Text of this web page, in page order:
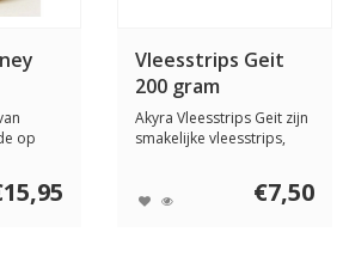
op
Vleesstrips Geit
200 gram
Akyra Vleesstrips Geit zijn
smakelijke vleesstrips,
€7,50